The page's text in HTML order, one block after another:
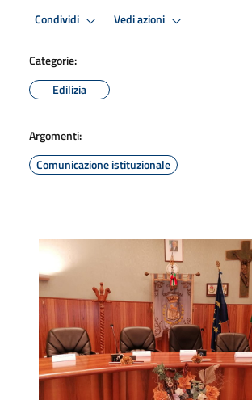
Condividi Vedi azioni
Categorie:
Edilizia
Argomenti:
Comunicazione istituzionale